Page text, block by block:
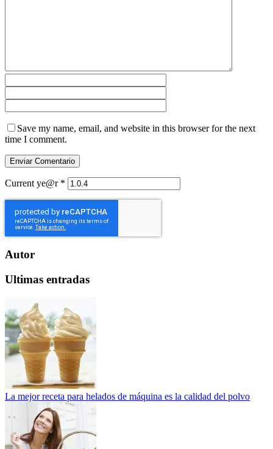
Save my name, email, and website in this browser for the next
time I comment.
Current ye@r *
Autor
Ultimas entradas
La mejor receta para helados de máquina es la calidad del polvo